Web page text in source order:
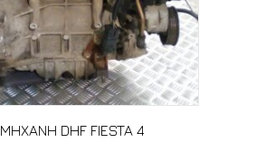
ΜΗΧΑΝΗ DHF FIESTA 4